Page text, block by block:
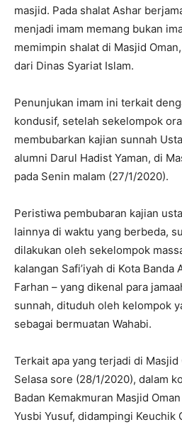
masjid. Pada shalat Ashar
menjadi imam memang bukan
memimpin shalat di Masjid
dari Dinas Syariat Islam.
Penunjukan imam ini terkait
kondusif, setelah sekelompok
membubarkan kajian sunnah
alumni Darul Hadist Yaman, di
pada Senin malam (27/1/2020).
Peristiwa pembubaran kajian
lainnya di waktu yang berbeda,
dilakukan oleh sekelompok
kalangan Safi’iyah di Kota Banda
Farhan – yang dikenal para
sunnah, dituduh oleh kelompok
sebagai bermuatan Wahabi.
Terkait apa yang terjadi di Masjid
Selasa sore (28/1/2020), dalam
Badan Kemakmuran Masjid
Yusbi Yusuf, didampingi Keuchik